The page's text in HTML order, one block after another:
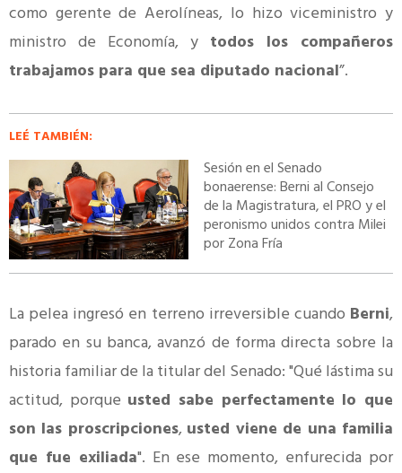
como gerente de Aerolíneas, lo hizo viceministro y
ministro de Economía, y todos los compañeros
trabajamos para que sea diputado nacional”.
LEÉ TAMBIÉN:
Sesión en el Senado
bonaerense: Berni al Consejo
de la Magistratura, el PRO y el
peronismo unidos contra Milei
por Zona Fría
La pelea ingresó en terreno irreversible cuando Berni,
parado en su banca, avanzó de forma directa sobre la
historia familiar de la titular del Senado: "Qué lástima su
actitud, porque usted sabe perfectamente lo que
son las proscripciones, usted viene de una familia
que fue exiliada". En ese momento, enfurecida por